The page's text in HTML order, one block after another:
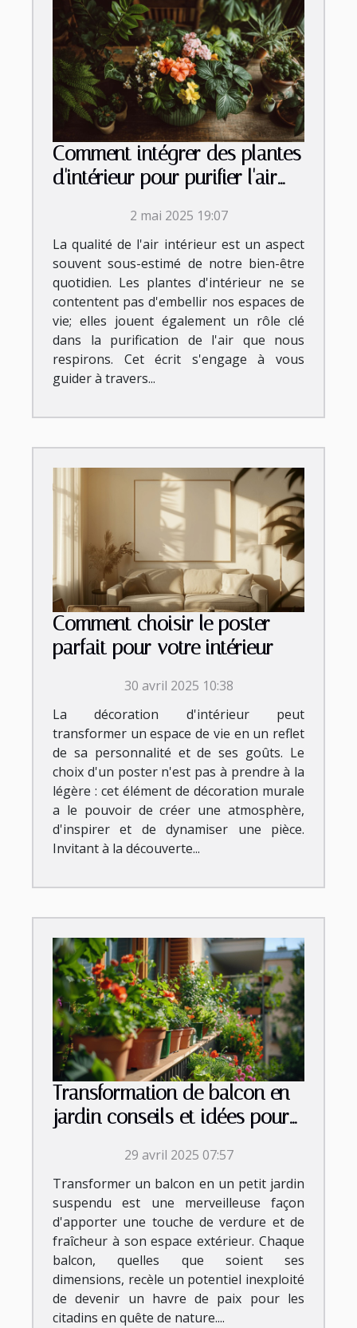
Comment intégrer des plantes
d'intérieur pour purifier l'air
2 mai 2025 19:07
La qualité de l'air intérieur est un aspect
souvent sous-estimé de notre bien-être
quotidien. Les plantes d'intérieur ne se
contentent pas d'embellir nos espaces de
vie; elles jouent également un rôle clé
dans la purification de l'air que nous
respirons. Cet écrit s'engage à vous
guider à travers...
Comment choisir le poster
parfait pour votre intérieur
30 avril 2025 10:38
La décoration d'intérieur peut
transformer un espace de vie en un reflet
de sa personnalité et de ses goûts. Le
choix d'un poster n'est pas à prendre à la
légère : cet élément de décoration murale
a le pouvoir de créer une atmosphère,
d'inspirer et de dynamiser une pièce.
Invitant à la découverte...
Transformation de balcon en
jardin conseils et idées pour
29 avril 2025 07:57
Transformer un balcon en un petit jardin
suspendu est une merveilleuse façon
d'apporter une touche de verdure et de
fraîcheur à son espace extérieur. Chaque
balcon, quelles que soient ses
dimensions, recèle un potentiel inexploité
de devenir un havre de paix pour les
citadins en quête de nature....